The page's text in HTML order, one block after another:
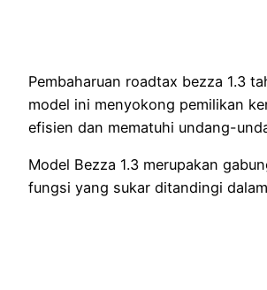
Pembaharuan roadtax bezza 1.3
model ini menyokong pemilikan
efisien dan mematuhi undang-
Model Bezza 1.3 merupakan
fungsi yang sukar ditandingi